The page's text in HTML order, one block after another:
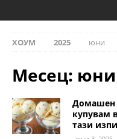
ХОУМ 2025 юни
Месец: юни
Домашен
купувам
тази